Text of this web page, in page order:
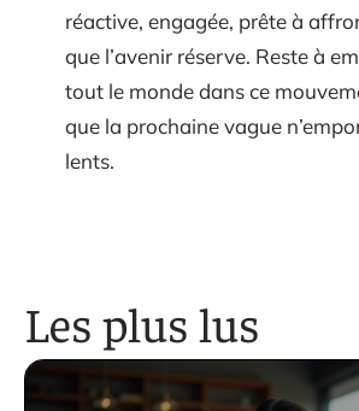
réactive, engagée, prête à
que l’avenir réserve. Reste à
tout le monde dans ce
que la prochaine vague
lents.
Les plus lus